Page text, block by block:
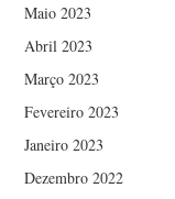
Maio 2023
Abril 2023
Março 2023
Fevereiro 2023
Janeiro 2023
Dezembro 2022